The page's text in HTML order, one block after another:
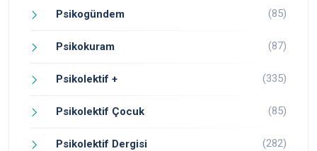
Psikogündem (85)
Psikokuram (87)
Psikolektif + (335)
Psikolektif Çocuk (85)
Psikolektif Dergisi (282)